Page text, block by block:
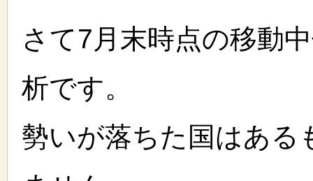
さて7月末時点の移動
析です。
勢いが落ちた国はある